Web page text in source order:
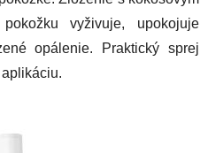
vyživuje, upokojuje
opálenie. Praktický sprej